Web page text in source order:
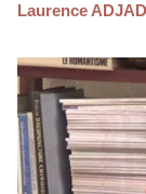
Laurence